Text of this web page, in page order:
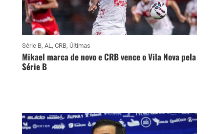
Série B, AL, CRB, Últimas
Mikael marca de novo e CRB vence o Vila Nova pela
Série B